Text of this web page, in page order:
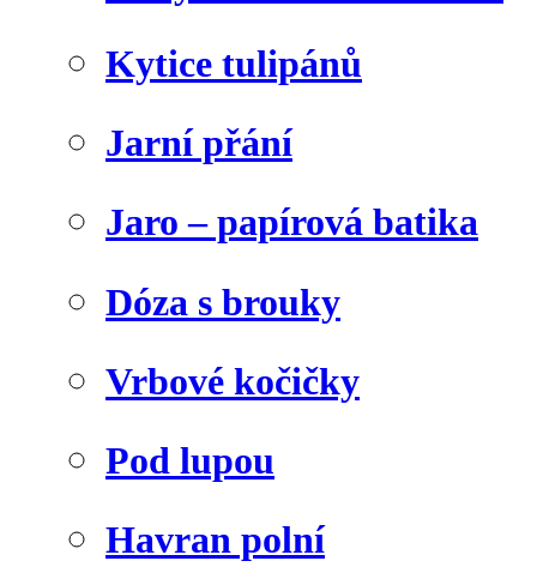
Kytice tulipánů
Jarní přání
Jaro – papírová batika
Dóza s brouky
Vrbové kočičky
Pod lupou
Havran polní